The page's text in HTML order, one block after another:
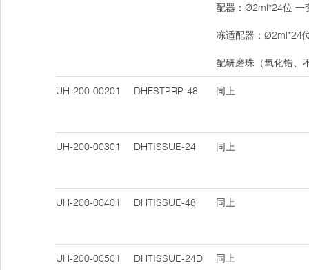
配器：Ø2ml*24位 一
冻适配器：Ø2ml*24
配研磨珠（氧化锆、
UH-200-00201 DHFSTPRP-48 同上
UH-200-00301 DHTISSUE-24 同上
UH-200-00401 DHTISSUE-48 同上
UH-200-00501 DHTISSUE-24D 同上